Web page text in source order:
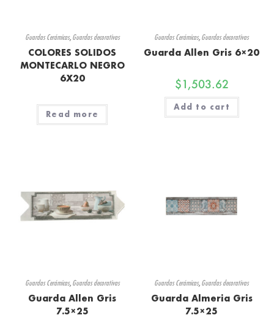
Guardas Cerámicas, Guardas decorativas
COLORES SOLIDOS
MONTECARLO NEGRO
6X20
Read more
Guardas Cerámicas, Guardas decorativas
Guarda Allen Gris 6×20
$1,503.62
Add to cart
Guardas Cerámicas, Guardas decorativas
Guarda Allen Gris
7.5×25
Guardas Cerámicas, Guardas decorativas
Guarda Almeria Gris
7.5×25